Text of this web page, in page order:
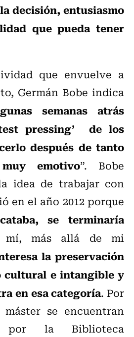
decisión, entusiasmo
que pueda tener
que envuelve a
Germán Bobe indica
semanas atrás
pressing’ de los
después de tanto
emotivo”. Bobe
idea de trabajar con
en el año 2012 porque
se terminaría
más allá de mi
la preservación
cultural e intangible y
en esa categoría. Por
se encuentran
por la Biblioteca